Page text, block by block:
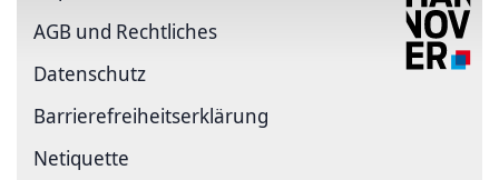
AGB und Rechtliches
Datenschutz
Barriere­freiheits­erklärung
Netiquette